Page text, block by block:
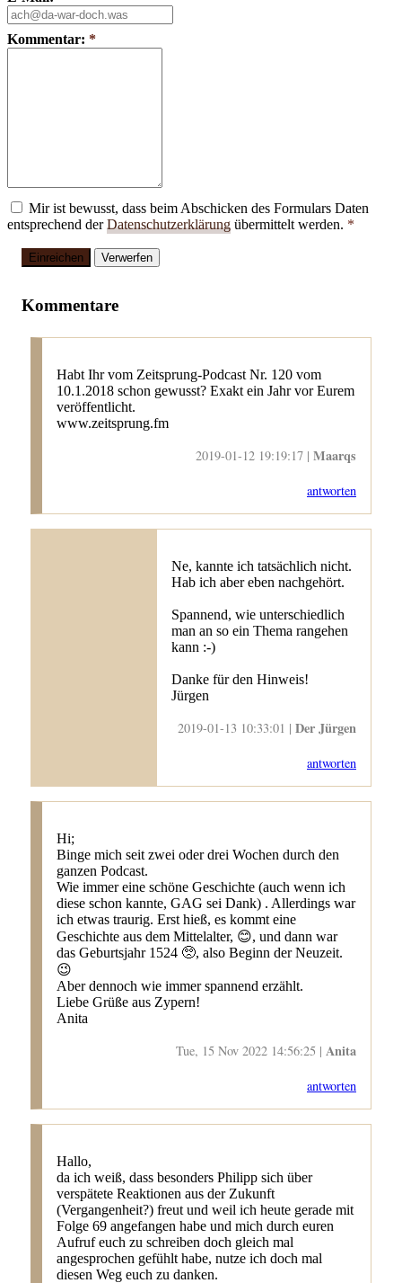
Kommentar: *
Mir ist bewusst, dass beim Abschicken des Formulars Daten
entsprechend derDatenschutzerklärung übermittelt werden. *
Einreichen Verwerfen
Kommentare
Habt Ihr vom Zeitsprung-Podcast Nr. 120 vom
10.1.2018 schon gewusst? Exakt ein Jahr vor Eurem
veröffentlicht.
www.zeitsprung.fm
2019-01-12 19:19:17 | Maarqs
antworten
Ne, kannte ich tatsächlich nicht.
Hab ich aber eben nachgehört.
Spannend, wie unterschiedlich
man an so ein Thema rangehen
kann :-)
Danke für den Hinweis!
Jürgen
2019-01-13 10:33:01 | Der Jürgen
antworten
Hi;
Binge mich seit zwei oder drei Wochen durch den
ganzen Podcast.
Wie immer eine schöne Geschichte (auch wenn ich
diese schon kannte, GAG sei Dank) . Allerdings war
ich etwas traurig. Erst hieß, es kommt eine
Geschichte aus dem Mittelalter, 😊, und dann war
das Geburtsjahr 1524 🥺, also Beginn der Neuzeit.
😉
Aber dennoch wie immer spannend erzählt.
Liebe Grüße aus Zypern!
Anita
Tue, 15 Nov 2022 14:56:25 | Anita
antworten
Hallo,
da ich weiß, dass besonders Philipp sich über
verspätete Reaktionen aus der Zukunft
(Vergangenheit?) freut und weil ich heute gerade mit
Folge 69 angefangen habe und mich durch euren
Aufruf euch zu schreiben doch gleich mal
angesprochen gefühlt habe, nutze ich doch mal
diesen Weg euch zu danken.